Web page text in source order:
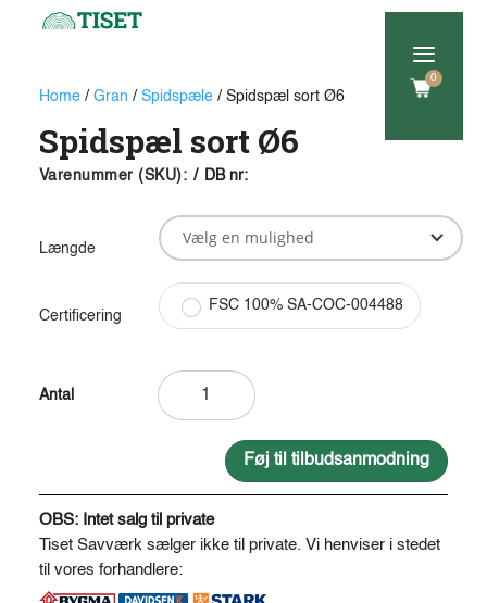
a
0
Home/ Gran / Spidspæle/ Spidspæl sort Ø6
Spidspæl sort Ø6
Varenummer (SKU): / DB nr:
Længde
Certificering
FSC 100% SA-COC-004488
Føj til tilbudsanmodning
A
l
t
e
r
OBS: Intet salg til private
Tiset Savværk sælger ikke til private. Vi henviser i stedet
til vores forhandlere: